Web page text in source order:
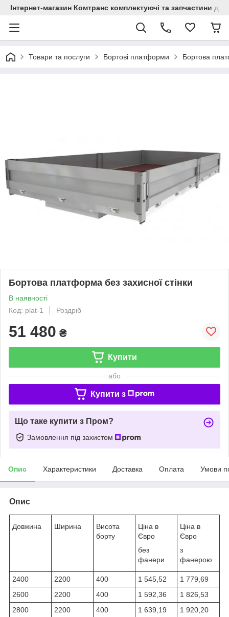
Інтернет-магазин Комтранс комплектуючі та запчастини
Товари та послуги Бортові платформи Бортова
Бортова платформа без захисної стінки
В наявності
Код: plat-1
Роздріб
51 480 ₴
Купити
або
Купити з
Що таке купити з Пром?
Замовлення під захистом
Опис Характеристики Доставка Оплата Умови
Опис
Довжина Ширина
Висота
борту
Ціна в
Євро
без
фанери
Ціна в
Євро
з
фанерою
2400 2200 400 1 545,52
1 779,69
2600
2200 400 1 592,36
1 826,53
2800
2200 400 1 639,19
1 920,20